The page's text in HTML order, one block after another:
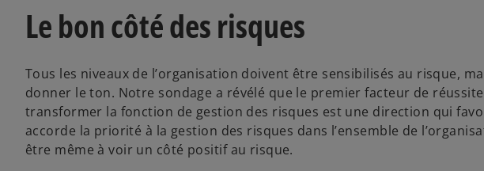
Le bon côté des risques
Tous les niveaux de l’organisation doivent être sensibilisés au risque,
donner le ton. Notre sondage a révélé que le premier facteur de
transformer la fonction de gestion des risques est une direction qui
accorde la priorité à la gestion des risques dans l’ensemble de
être même à voir un côté positif au risque.